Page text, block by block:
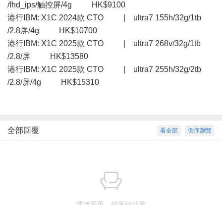
/fhd_ips/触控屏/4g HK$9100
港行IBM: X1C 2024款 CTO | ultra7 155h/32g/1tb
/2.8屏/4g HK$10700
港行IBM: X1C 2025款 CTO | ultra7 268v/32g/1tb
/2.8/屏 HK$13580
港行IBM: X1C 2025款 CTO | ultra7 255h/32g/2tb
/2.8/屏/4g HK$15310
倒序瀏覽
看全部
全部回覆